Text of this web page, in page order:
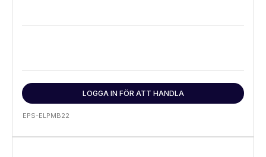
LOGGA IN FÖR ATT HANDLA
EPS-ELPMB22